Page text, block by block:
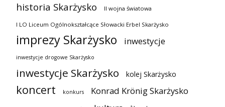
historia Skarżysko II wojna światowa
I LO Liceum Ogólnokształcące Słowacki Erbel Skarżysko
imprezy Skarżysko inwestycje
inwestycje drogowe Skarżysko
inwestycje Skarżysko kolej Skarżysko
koncert konkurs Konrad Krönig Skarżysko